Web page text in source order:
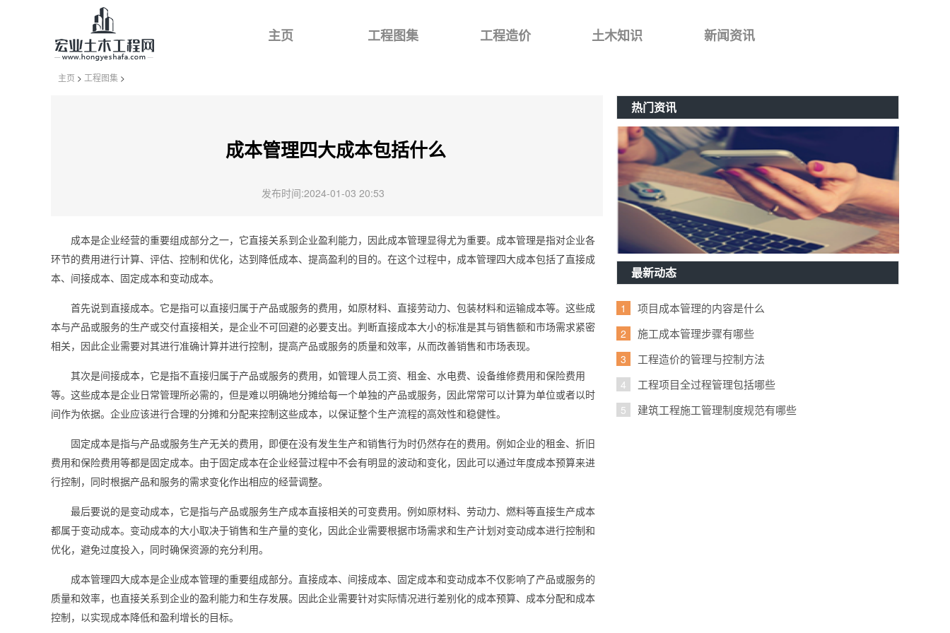
主页 工程图集 工程造价 土木知识 新闻资讯
主页 > 工程图集 >
成本管理四大成本包括什么
发布时间:2024-01-03 20:53
成本是企业经营的重要组成部分之一，它直接关系到企业盈利能力，因此成本管理显得尤为重要。成本管理是指对企业各
环节的费用进行计算、评估、控制和优化，达到降低成本、提高盈利的目的。在这个过程中，成本管理四大成本包括了直接成
本、间接成本、固定成本和变动成本。
首先说到直接成本。它是指可以直接归属于产品或服务的费用，如原材料、直接劳动力、包装材料和运输成本等。这些成
本与产品或服务的生产或交付直接相关，是企业不可回避的必要支出。判断直接成本大小的标准是其与销售额和市场需求紧密
相关，因此企业需要对其进行准确计算并进行控制，提高产品或服务的质量和效率，从而改善销售和市场表现。
其次是间接成本，它是指不直接归属于产品或服务的费用，如管理人员工资、租金、水电费、设备维修费用和保险费用
等。这些成本是企业日常管理所必需的，但是难以明确地分摊给每一个单独的产品或服务，因此常常可以计算为单位或者以时
间作为依据。企业应该进行合理的分摊和分配来控制这些成本，以保证整个生产流程的高效性和稳健性。
固定成本是指与产品或服务生产无关的费用，即便在没有发生生产和销售行为时仍然存在的费用。例如企业的租金、折旧
费用和保险费用等都是固定成本。由于固定成本在企业经营过程中不会有明显的波动和变化，因此可以通过年度成本预算来进
行控制，同时根据产品和服务的需求变化作出相应的经营调整。
最后要说的是变动成本，它是指与产品或服务生产成本直接相关的可变费用。例如原材料、劳动力、燃料等直接生产成本
都属于变动成本。变动成本的大小取决于销售和生产量的变化，因此企业需要根据市场需求和生产计划对变动成本进行控制和
优化，避免过度投入，同时确保资源的充分利用。
成本管理四大成本是企业成本管理的重要组成部分。直接成本、间接成本、固定成本和变动成本不仅影响了产品或服务的
质量和效率，也直接关系到企业的盈利能力和生存发展。因此企业需要针对实际情况进行差别化的成本预算、成本分配和成本
控制，以实现成本降低和盈利增长的目标。
热门资讯
最新动态
1 项目成本管理的内容是什么
2 施工成本管理步骤有哪些
3 工程造价的管理与控制方法
4 工程项目全过程管理包括哪些
5 建筑工程施工管理制度规范有哪些